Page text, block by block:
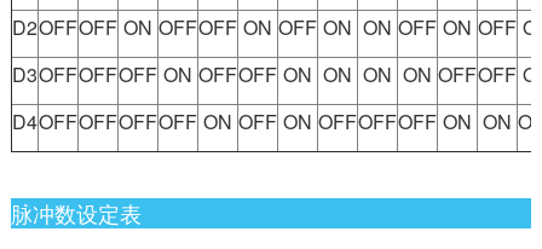
D2OFFOFF ON OFFOFF ON OFF ON ON OFF ON OFF
D3OFFOFFOFF ON OFFOFF ON ON ON ON OFFOFF
D4OFFOFFOFFOFF ON OFF ON OFFOFFOFF ON ON
脉冲数设定表